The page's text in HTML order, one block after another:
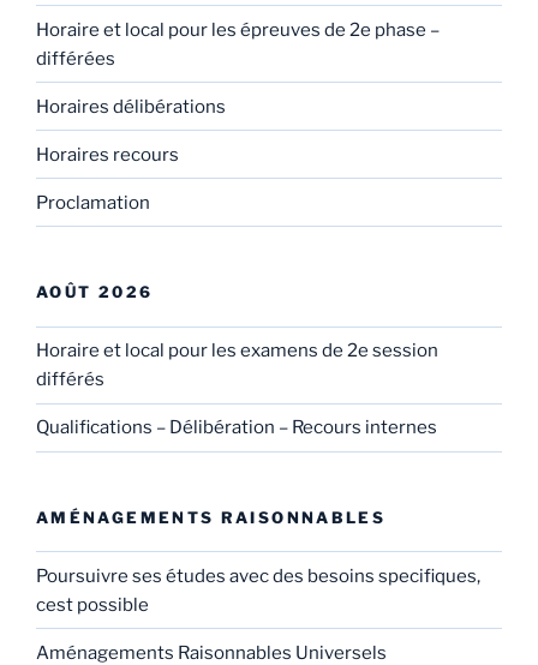
Horaire et local pour les épreuves de 2e phase –
différées
Horaires délibérations
Horaires recours
Proclamation
AOÛT 2026
Horaire et local pour les examens de 2e session
différés
Qualifications – Délibération – Recours internes
AMÉNAGEMENTS RAISONNABLES
Poursuivre ses études avec des besoins specifiques,
cest possible
Aménagements Raisonnables Universels